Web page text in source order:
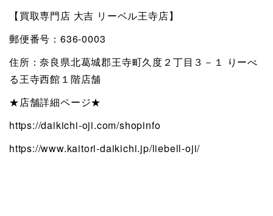
【買取専門店 大吉 リーベル王寺店】
郵便番号：636-0003
住所：奈良県北葛城郡王寺町久度２丁目３－１ りーべ
る王寺西館１階店舗
★店舗詳細ページ★
https://daikichi-oji.com/shopinfo
https://www.kaitori-daikichi.jp/liebell-oji/